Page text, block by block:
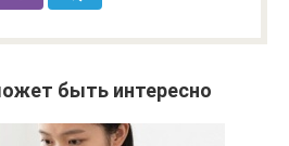
быть интересно